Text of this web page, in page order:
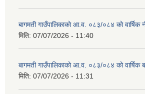
बागमती गाउँपालिकाको आ.व. ०८३/०८४ को वार्षिक
मिति: 07/07/2026 - 11:40
बागमती गाउँपालिकाको आ.व. ०८३/०८४ को
मिति: 07/07/2026 - 11:31